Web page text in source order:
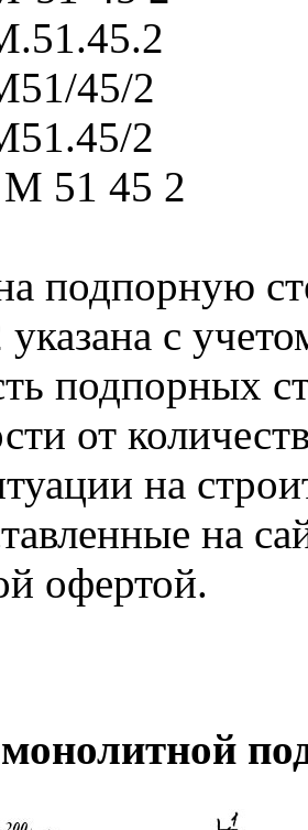
45/2
2
51 45 2
подпорную
с
подпорных
от
на
на
офертой.